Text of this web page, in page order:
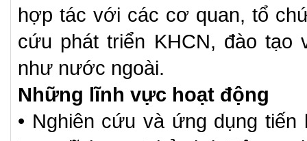
hợp tác với các cơ quan, tổ
cứu phát triển KHCN, đào tạo
như nước ngoài.
Những lĩnh vực hoạt động
• Nghiên cứu và ứng dụng